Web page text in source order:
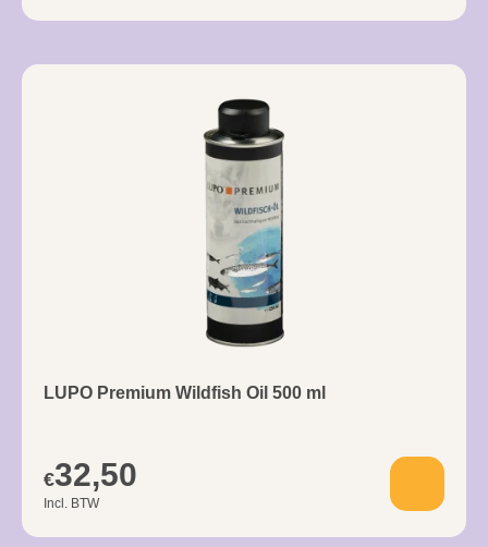
LUPO Premium Wildfish Oil 500 ml
€32,50
Incl. BTW